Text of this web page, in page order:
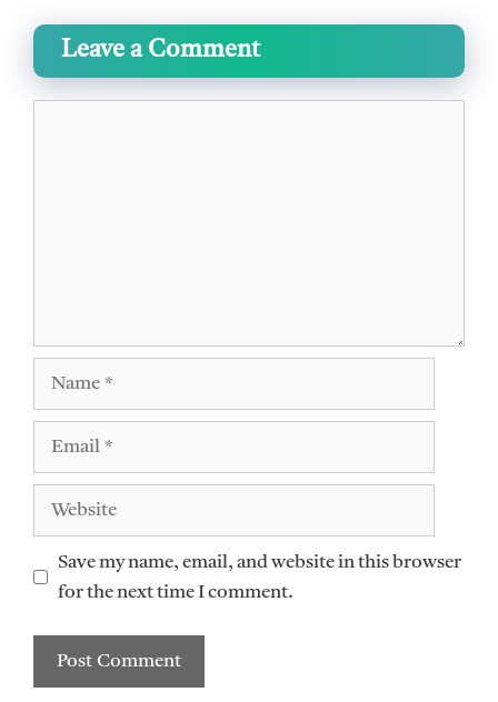
Leave a Comment
Website
Save my name, email, and website in this browser
for the next time I comment.